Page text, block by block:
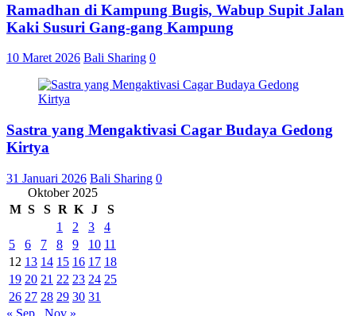
Ramadhan di Kampung Bugis, Wabup Supit Jalan
Kaki Susuri Gang-gang Kampung
10 Maret 2026 Bali Sharing 0
Sastra yang Mengaktivasi Cagar Budaya Gedong
Kirtya
31 Januari 2026 Bali Sharing 0
Oktober 2025
M S S R K J
S
1
2 3
4
5
6 7 8 9 10 11
12 13 14 15 16 17 18
19 20 21 22 23 24 25
26 27 28 29 30 31
« Sep
Nov »